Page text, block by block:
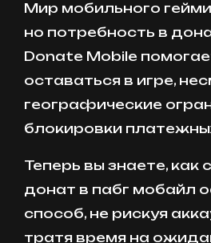
Мир мобильного
но потребность в
Donate Mobile
оставаться в игре,
географические
блокировки
Теперь вы знаете, как
донат в пабг мобайл
способ, не рискуя
тратя время на